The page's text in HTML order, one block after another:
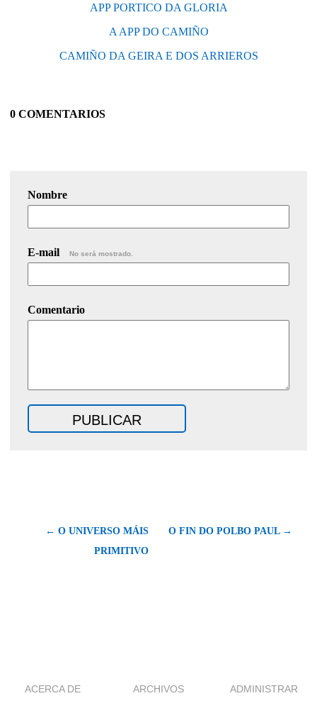
APP PORTICO DA GLORIA
A APP DO CAMIÑO
CAMIÑO DA GEIRA E DOS ARRIEROS
0 COMENTARIOS
Nombre
E-mail No será mostrado.
Comentario
← O UNIVERSO MÁIS
PRIMITIVO
O FIN DO POLBO PAUL →
ACERCA DE ARCHIVOS ADMINISTRAR